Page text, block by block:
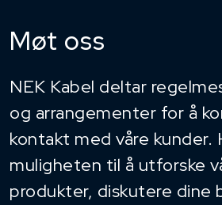
Møt oss
NEK Kabel deltar
og arrangementer for å
kontakt med våre kunder.
muligheten til å utforske
produkter, diskutere dine